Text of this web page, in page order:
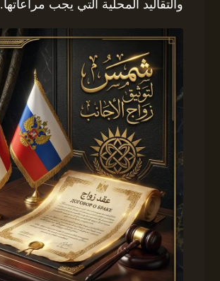
والتقاليد المحلية التي يجب مراعاتها.